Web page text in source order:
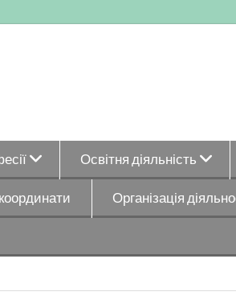
Освітня діяльність
Організація